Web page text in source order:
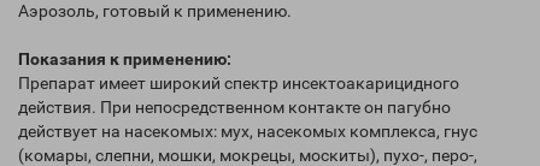
Аэрозоль, готовый к применению.
Показания к применению:
Препарат имеет широкий спектр инсектоакарицидного
действия. При непосредственном контакте он пагубно
действует на насекомых: мух, насекомых комплекса, гнус
(комары, слепни, мошки, мокрецы, москиты), пухо-, перо-,